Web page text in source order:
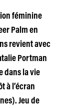
féminine
Palm en
revient avec
Portman
dans la vie
à l’écran
Jeu de